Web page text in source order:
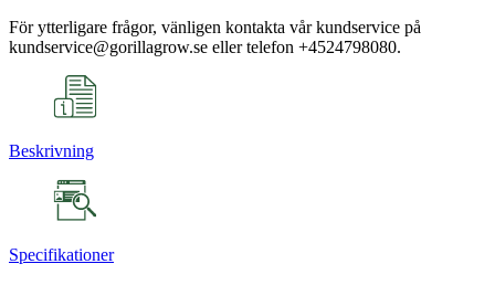
För ytterligare frågor, vänligen kontakta vår kundservice på
kundservice@gorillagrow.se eller telefon +4524798080.
Beskrivning
Specifikationer